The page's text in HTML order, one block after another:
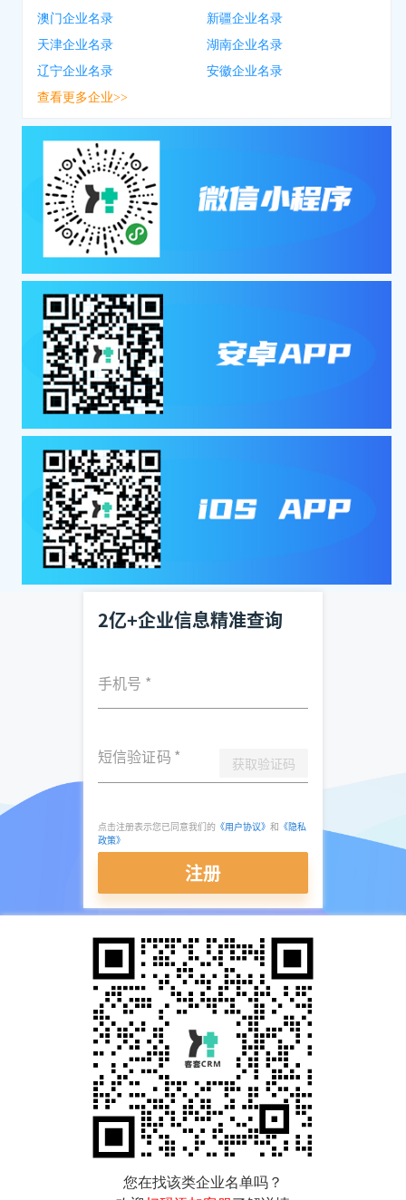
澳门企业名录
新疆企业名录
天津企业名录
湖南企业名录
辽宁企业名录
安徽企业名录
查看更多企业>>
2亿+企业信息精准查询
手机号 *
短信验证码 * 获取验证码
点击注册表示您已同意我们的 《用户协议》 和 《隐私
政策》
注册
您在找该类企业名单吗？